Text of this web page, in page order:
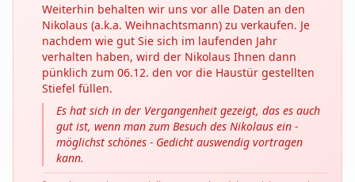
Weiterhin behalten wir uns vor alle Daten an den
Nikolaus (a.k.a. Weihnachtsmann) zu verkaufen. Je
nachdem wie gut Sie sich im laufenden Jahr
verhalten haben, wird der Nikolaus Ihnen dann
pünklich zum 06.12. den vor die Haustür gestellten
Stiefel füllen.
Es hat sich in der Vergangenheit gezeigt, das es auch
gut ist, wenn man zum Besuch des Nikolaus ein -
möglichst schönes - Gedicht auswendig vortragen
kann.